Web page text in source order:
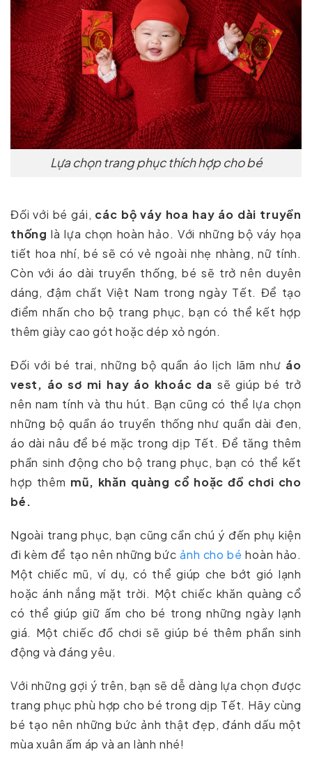
Lựa chọn trang phục thích hợp cho bé
Đối với bé gái, các bộ váy hoa hay áo dài truyền
thống là lựa chọn hoàn hảo. Với những bộ váy họa
tiết hoa nhí, bé sẽ có vẻ ngoài nhẹ nhàng, nữ tính.
Còn với áo dài truyền thống, bé sẽ trở nên duyên
dáng, đậm chất Việt Nam trong ngày Tết. Để tạo
điểm nhấn cho bộ trang phục, bạn có thể kết hợp
thêm giày cao gót hoặc dép xỏ ngón.
Đối với bé trai, những bộ quần áo lịch lãm như áo
vest, áo sơ mi hay áo khoác da sẽ giúp bé trở
nên nam tính và thu hút. Bạn cũng có thể lựa chọn
những bộ quần áo truyền thống như quần dài đen,
áo dài nâu để bé mặc trong dịp Tết. Để tăng thêm
phần sinh động cho bộ trang phục, bạn có thể kết
hợp thêm mũ, khăn quàng cổ hoặc đồ chơi cho
bé.
Ngoài trang phục, bạn cũng cần chú ý đến phụ kiện
đi kèm để tạo nên những bức ảnh cho bé hoàn hảo.
Một chiếc mũ, ví dụ, có thể giúp che bớt gió lạnh
hoặc ánh nắng mặt trời. Một chiếc khăn quàng cổ
có thể giúp giữ ấm cho bé trong những ngày lạnh
giá. Một chiếc đồ chơi sẽ giúp bé thêm phần sinh
động và đáng yêu.
Với những gợi ý trên, bạn sẽ dễ dàng lựa chọn được
trang phục phù hợp cho bé trong dịp Tết. Hãy cùng
bé tạo nên những bức ảnh thật đẹp, đánh dấu một
mùa xuân ấm áp và an lành nhé!